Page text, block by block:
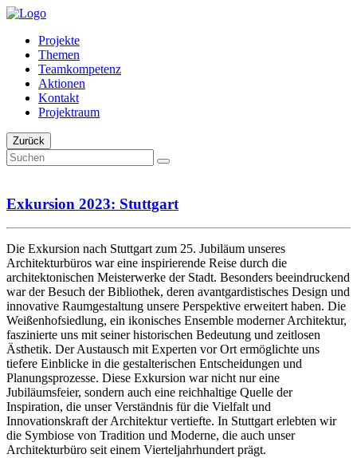
Projekte
Themen
Teamkompetenz
Aktionen
Kontakt
Projektraum
Zurück
Exkursion 2023: Stuttgart
Die Exkursion nach Stuttgart zum 25. Jubiläum unseres
Architekturbüros war eine inspirierende Reise durch die
architektonischen Meisterwerke der Stadt. Besonders beeindruckend
war der Besuch der Bibliothek, deren avantgardistisches Design und
innovative Raumgestaltung unsere Perspektive erweitert haben. Die
Weißenhofsiedlung, ein ikonisches Ensemble moderner Architektur,
faszinierte uns mit seiner historischen Bedeutung und zeitlosen
Ästhetik. Der Austausch mit Experten vor Ort ermöglichte uns
tiefere Einblicke in die gestalterischen Entscheidungen und
Planungsprozesse. Diese Exkursion war nicht nur eine
Jubiläumsfeier, sondern auch eine reichhaltige Quelle der
Inspiration, die unser Verständnis für die Vielfalt und
Innovationskraft der Architektur vertiefte. In Stuttgart erlebten wir
die Symbiose von Tradition und Moderne, die auch unser
Architekturbüro seit einem Vierteljahrhundert prägt.